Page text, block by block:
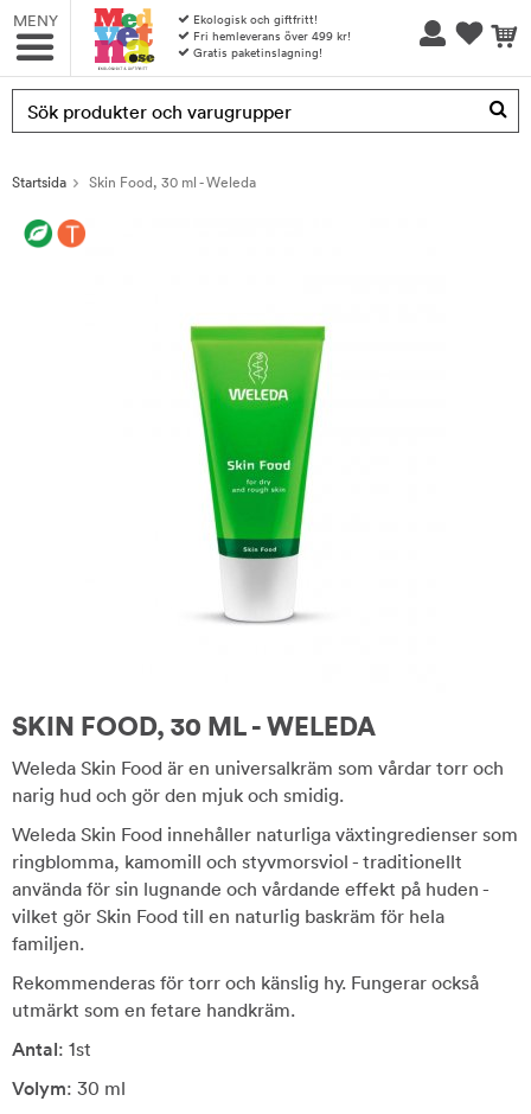
MENY
Ekologisk och giftfritt!
Fri hemleverans över 499 kr!
Gratis paketinslagning!
Produkten har blivit tillagd i varukorgen
Startsida Skin Food, 30 ml - Weleda
SKIN FOOD, 30 ML - WELEDA
Weleda Skin Food är en universalkräm som vårdar torr och
narig hud och gör den mjuk och smidig.
Weleda Skin Food innehåller naturliga växtingredienser som
ringblomma, kamomill och styvmorsviol - traditionellt
använda för sin lugnande och vårdande effekt på huden -
vilket gör Skin Food till en naturlig baskräm för hela
familjen.
Rekommenderas för torr och känslig hy. Fungerar också
utmärkt som en fetare handkräm.
Antal: 1st
Volym: 30 ml